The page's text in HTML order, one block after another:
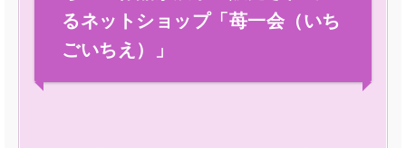
るネットショップ「苺一会（いち
ごいちえ）」